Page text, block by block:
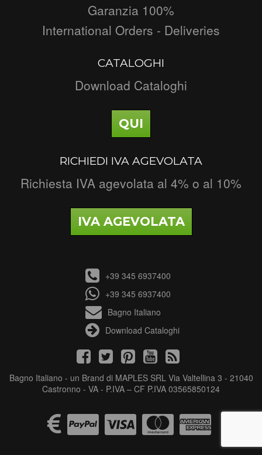
Garanzia 100%
International Orders - Deliveries
CATALOGHI
Download Cataloghi
QUI
RICHIEDI IVA AGEVOLATA
Richiesta IVA agevolata al 4% o al 10%
IVA AGEVOLATA
+39 345 6937400
+39 345 6937400
Bagno Italiano
Download Cataloghi
Bagno Italiano - un Brand di MAPLES SRL Via Valtellina 3 - 21040
Castronno - VA - P.IVA – CF P.IVA 03565850124